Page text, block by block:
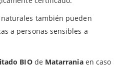
también pueden
a personas sensibles a
BIOde Matarraniaen caso